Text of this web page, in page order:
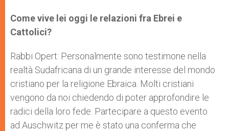
Come vive lei oggi le relazioni fra Ebrei e
Cattolici?
Rabbi Opert: Personalmente sono testimone nella
realtà Sudafricana di un grande interesse del mondo
cristiano per la religione Ebraica. Molti cristiani
vengono da noi chiedendo di poter approfondire le
radici della loro fede. Partecipare a questo evento
ad Auschwitz per me è stato una conferma che